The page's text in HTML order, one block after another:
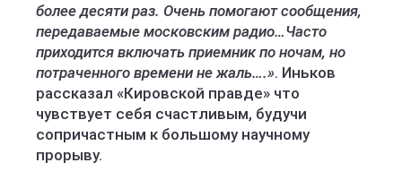
более десяти раз. Очень помогают сообщения,
передаваемые московским радио…Часто
приходится включать приемник по ночам, но
потраченного времени не жаль….». Иньков
рассказал «Кировской правде» что
чувствует себя счастливым, будучи
сопричастным к большому научному
прорыву.